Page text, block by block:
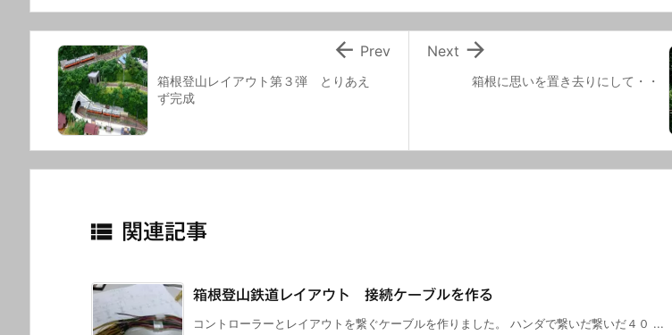
箱根に思いを置き去りにして・・

Next
箱根登山レイアウト第３弾 とりあえ
ず完成
 Prev
 関連記事
箱根登山鉄道レイアウト 接続ケーブルを作る
コントローラーとレイアウトを繋ぐケーブルを作りました。 ハンダで繋いだ繋いだ４０ ...